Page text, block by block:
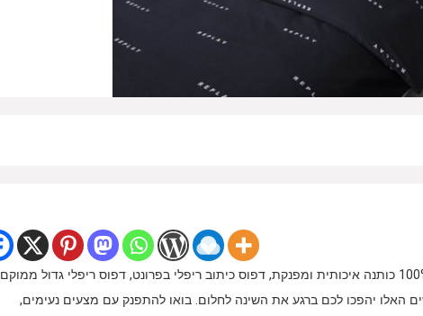
סט מצעים 3 חלקים למיטה מבית Replay, עשוי מ-100% כותנה איכותית ומפנקת, דפוס כיתוב ריפלי בפרונט, דפוס ריפלי גדול ממוקם
האלו יהפכו לכם ברגע את השינה לחלום. בואו להתפנק עם מצעים נעימים,